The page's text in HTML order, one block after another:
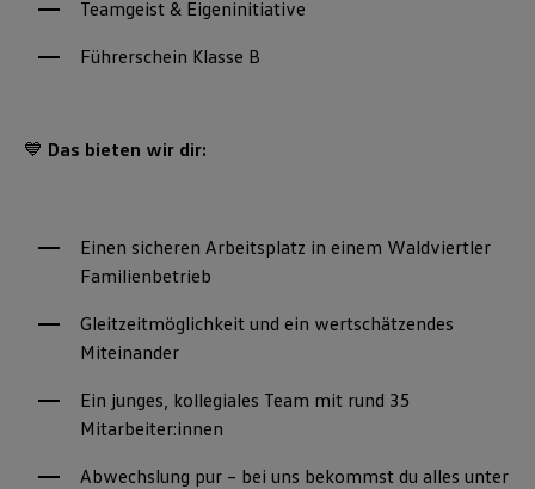
Teamgeist & Eigeninitiative
Führerschein Klasse B
💙 Das bieten wir dir:
Einen sicheren Arbeitsplatz in einem Waldviertler
Familienbetrieb
Gleitzeitmöglichkeit und ein wertschätzendes
Miteinander
Ein junges, kollegiales Team mit rund 35
Mitarbeiter:innen
Abwechslung pur – bei uns bekommst du alles unter